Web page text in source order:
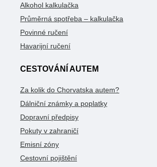
Alkohol kalkulačka
Průměrná spotřeba – kalkulačka
Povinné ručení
Havarijní ručení
CESTOVÁNÍ AUTEM
Za kolik do Chorvatska autem?
Dálniční známky a poplatky
Dopravní předpisy
Pokuty v zahraničí
Emisní zóny
Cestovní pojištění